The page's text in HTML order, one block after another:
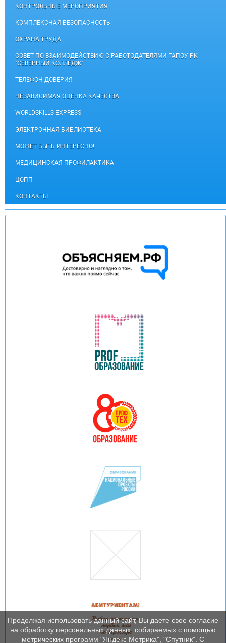
КОНТРОЛЬНЫЕ МЕРОПРИЯТИЯ
КОМПЛЕКСНАЯ БЕЗОПАСНОСТЬ
ОХРАНА ТРУДА
СОВЕТ ПО ВЗАИМОДЕЙСТВИЮ С РАБОТОДАТЕЛЯМИ ГАПОУ РК
"СЕВЕРНЫЙ КОЛЛЕДЖ"
ТЕЛЕФОН ДОВЕРИЯ
НЕЗАВИСИМАЯ ОЦЕНКА КАЧЕСТВА
WORLDSKILLS EXPRESS
ЭЛЕКТРОННАЯ БИБЛИОТЕКА
МОЖЕТ БЫТЬ ИНТЕРЕСНО!
МЕДИЦИНСКАЯ ПРОФИЛАКТИКА
ЦОПП
КОНТАКТЫ
Продолжая использовать данный сайт, Вы даете свое согласие
на обработку персональных данных, собираемых с помощью
метрических программ "Яндекс Метрика", "Спутник". С